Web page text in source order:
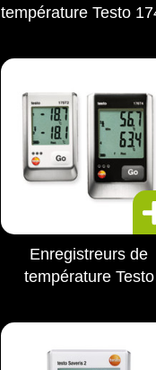
température Testo
Enregistreurs de
température Testo